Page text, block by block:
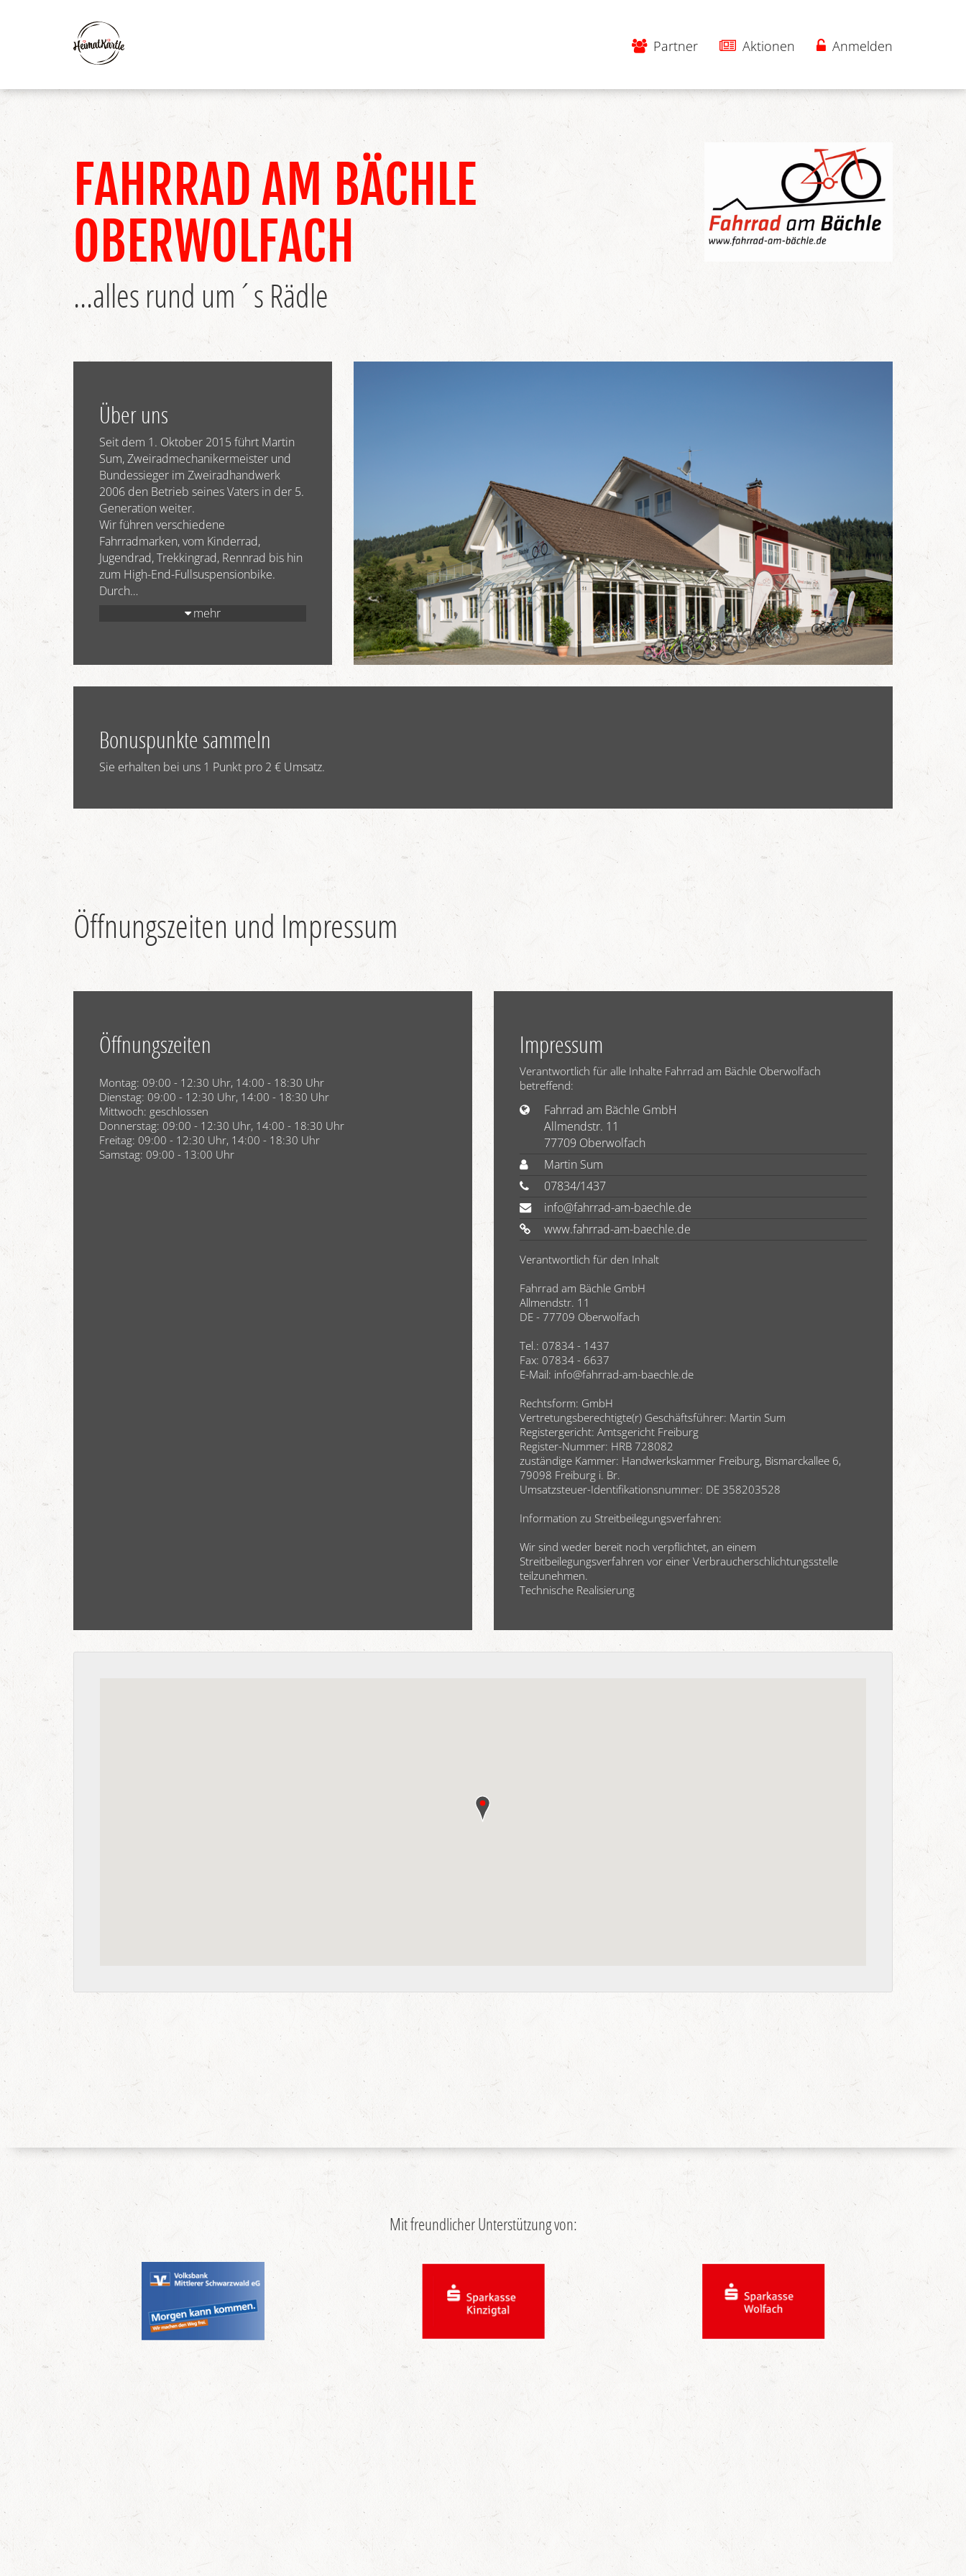
Partner Aktionen Anmelden
FAHRRAD AM BÄCHLE
OBERWOLFACH
...alles rund um´s Rädle
Über uns
Seit dem 1. Oktober 2015 führt Martin
Sum, Zweiradmechanikermeister und
Bundessieger im Zweiradhandwerk
2006 den Betrieb seines Vaters in der 5.
Generation weiter.
Wir führen verschiedene
Fahrradmarken, vom Kinderrad,
Jugendrad, Trekkingrad, Rennrad bis hin
zum High-End-Fullsuspensionbike.
Durch…
mehr
Bonuspunkte sammeln
Sie erhalten bei uns 1 Punkt pro 2 € Umsatz.
Öffnungszeiten und Impressum
Öffnungszeiten
Montag: 09:00 - 12:30 Uhr, 14:00 - 18:30 Uhr
Dienstag: 09:00 - 12:30 Uhr, 14:00 - 18:30 Uhr
Mittwoch: geschlossen
Donnerstag: 09:00 - 12:30 Uhr, 14:00 - 18:30 Uhr
Freitag: 09:00 - 12:30 Uhr, 14:00 - 18:30 Uhr
Samstag: 09:00 - 13:00 Uhr
Impressum
Verantwortlich für alle Inhalte Fahrrad am Bächle Oberwolfach
betreffend:
Fahrrad am Bächle GmbH
Allmendstr. 11
77709 Oberwolfach
Martin Sum
07834/1437
info@fahrrad-am-baechle.de
www.fahrrad-am-baechle.de
Verantwortlich für den Inhalt
Fahrrad am Bächle GmbH
Allmendstr. 11
DE - 77709 Oberwolfach
Tel.: 07834 - 1437
Fax: 07834 - 6637
E-Mail: info@fahrrad-am-baechle.de
Rechtsform: GmbH
Vertretungsberechtigte(r) Geschäftsführer: Martin Sum
Registergericht: Amtsgericht Freiburg
Register-Nummer: HRB 728082
zuständige Kammer: Handwerkskammer Freiburg, Bismarckallee 6,
79098 Freiburg i. Br.
Umsatzsteuer-Identifikationsnummer: DE 358203528
Information zu Streitbeilegungsverfahren:
Wir sind weder bereit noch verpflichtet, an einem
Streitbeilegungsverfahren vor einer Verbraucherschlichtungsstelle
teilzunehmen.
Technische Realisierung
Mit freundlicher Unterstützung von: